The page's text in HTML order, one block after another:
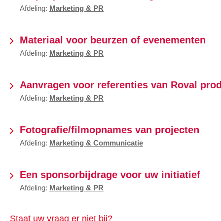
Afdeling: Marketing & PR
Materiaal voor beurzen of evenementen
Afdeling: Marketing & PR
Aanvragen voor referenties van Roval
Afdeling: Marketing & PR
Fotografie/filmopnames van projecten
Afdeling: Marketing & Communicatie
Een sponsorbijdrage voor uw initiatief
Afdeling: Marketing & PR
Staat uw vraag er niet bij?